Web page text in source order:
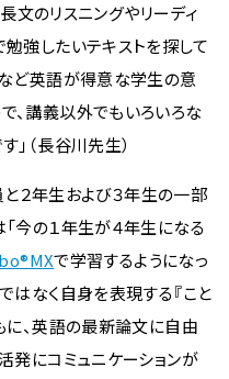
文のリスニングやリーディ
強したいテキストを探して
ど英語が得意な学生の意
、講義以外でもいろいろな
」（長谷川先生）
２年生および３年生の一部
今の１年生が４年生になる
で学習するようになっ
はなく自身を表現する『こと
に、英語の最新論文に自由
発にコミュニケーションが